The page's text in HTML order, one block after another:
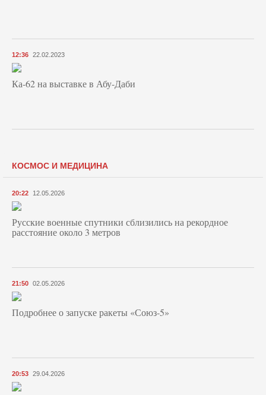
12:36 22.02.2023
Ка-62 на выставке в Абу-Даби
КОСМОС И МЕДИЦИНА
20:22 12.05.2026
Русские военные спутники сблизились на рекордное
расстояние около 3 метров
21:50 02.05.2026
Подробнее о запуске ракеты «Союз‑5»
20:53 29.04.2026